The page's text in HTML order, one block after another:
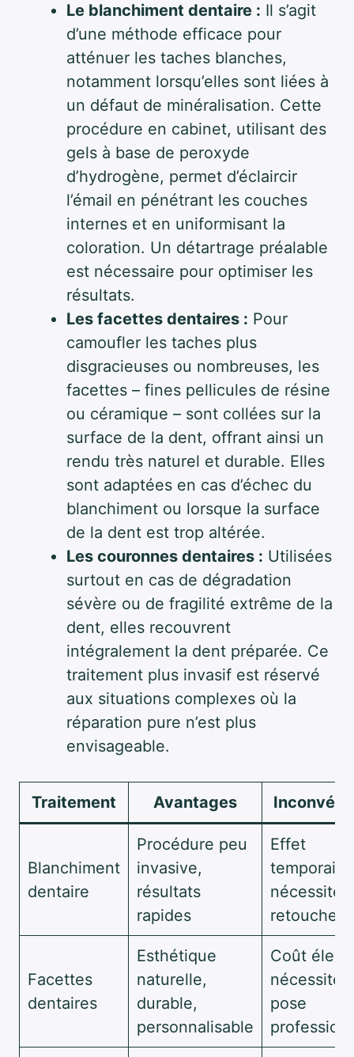
Le blanchiment dentaire : Il s’agit
d’une méthode efficace pour
atténuer les taches blanches,
notamment lorsqu’elles sont liées à
un défaut de minéralisation. Cette
procédure en cabinet, utilisant des
gels à base de peroxyde
d’hydrogène, permet d’éclaircir
l’émail en pénétrant les couches
internes et en uniformisant la
coloration. Un détartrage préalable
est nécessaire pour optimiser les
résultats.
Les facettes dentaires : Pour
camoufler les taches plus
disgracieuses ou nombreuses, les
facettes – fines pellicules de résine
ou céramique – sont collées sur la
surface de la dent, offrant ainsi un
rendu très naturel et durable. Elles
sont adaptées en cas d’échec du
blanchiment ou lorsque la surface
de la dent est trop altérée.
Les couronnes dentaires : Utilisées
surtout en cas de dégradation
sévère ou de fragilité extrême de la
dent, elles recouvrent
intégralement la dent préparée. Ce
traitement plus invasif est réservé
aux situations complexes où la
réparation pure n’est plus
envisageable.
Traitement Avantages
Blanchiment
dentaire
Procédure peu
invasive,
résultats
rapides
Effet
nécessite
retouches
Facettes
dentaires
Esthétique
naturelle,
durable,
personnalisable
Coût
nécessité
pose